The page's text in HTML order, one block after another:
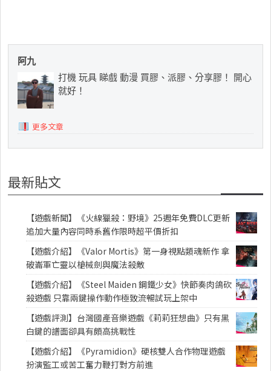
阿九
打機 玩具 睇戲 動漫 買膠、派膠、分享膠！ 開心
就好！
更多文章
最新貼文
【遊戲新聞】《火線獵殺：野境》25週年免費DLC更新
追加大量內容同時系舊作限時超平價折扣
【遊戲介紹】《Valor Mortis》第一身視點類魂新作 拿
破崙軍亡靈以槍械劍與魔法殺敵
【遊戲介紹】《Steel Maiden 鋼鐵少女》快節奏肉鴿砍
殺遊戲 只靠兩鍵操作動作極致流暢試玩上架中
【遊戲評測】台灣國產音樂遊戲《莉莉狂想曲》只有黑
白鍵的譜面卻具有頗高挑戰性
【遊戲介紹】《Pyramidion》硬核雙人合作物理遊戲
扮演監工或苦工奮力鞭打對方前進